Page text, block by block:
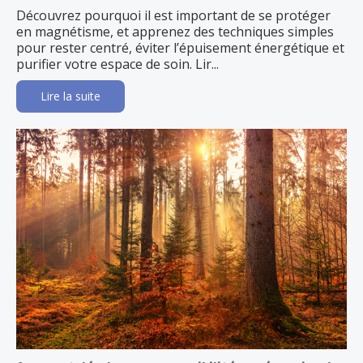
Découvrez pourquoi il est important de se protéger
en magnétisme, et apprenez des techniques simples
pour rester centré, éviter l’épuisement énergétique et
purifier votre espace de soin. Lir...
Lire la suite